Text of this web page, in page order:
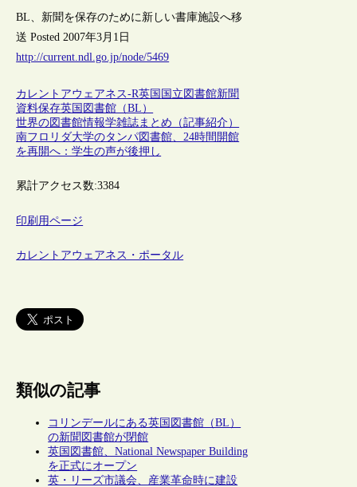
BL、新聞を保存のために新しい書庫施設へ移
送 Posted 2007年3月1日
http://current.ndl.go.jp/node/5469
カレントアウェアネス-R英国 国立図書館新聞
資料保存英国図書館（BL）
世界の図書館情報学雑誌まとめ（記事紹介）
南フロリダ大学のタンパ図書館、24時間開館
を再開へ：学生の声が後押し
累計アクセス数:3384
印刷用ページ
カレントアウェアネス・ポータル
類似の記事
コリンデールにある英国図書館（BL）
の新聞図書館が閉館
英国図書館、National Newspaper Building
を正式にオープン
英・リーズ市議会、産業革命時に建設